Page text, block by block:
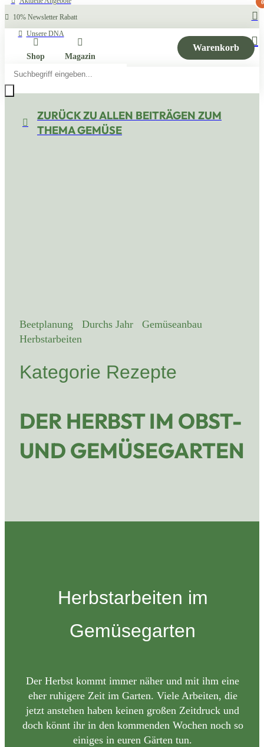
10% Newsletter Rabatt
Unsere DNA
Shop Magazin
Warenkorb
0
search
ZURÜCK ZU ALLEN BEITRÄGEN ZUM
THEMA GEMÜSE
Beetplanung Durchs Jahr
Gemüseanbau
Herbstarbeiten
Kategorie Rezepte
DER HERBST IM OBST-
UND GEMÜSEGARTEN
Herbstarbeiten im
Gemüsegarten
Der Herbst kommt immer näher und mit ihm eine
eher ruhigere Zeit im Garten. Viele Arbeiten, die
jetzt anstehen haben keinen großen Zeitdruck und
doch könnt ihr in den kommenden Wochen noch so
einiges in euren Gärten tun.